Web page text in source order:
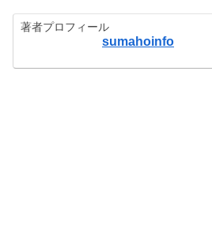
著者プロフィール
sumahoinfo